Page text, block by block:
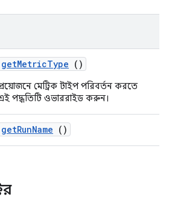
getMetricType ()
মেট্রিক টাইপ পরিবর্তন করতে
পদ্ধতিটি ওভাররাইড করুন।
getRunName ()